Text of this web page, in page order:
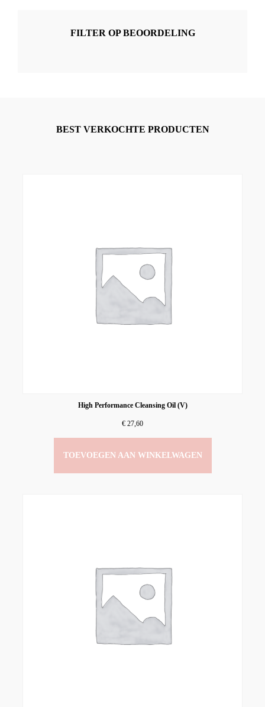
FILTER OP BEOORDELING
BEST VERKOCHTE PRODUCTEN
High Performance Cleansing Oil (V)
€ 27,60
TOEVOEGEN AAN WINKELWAGEN